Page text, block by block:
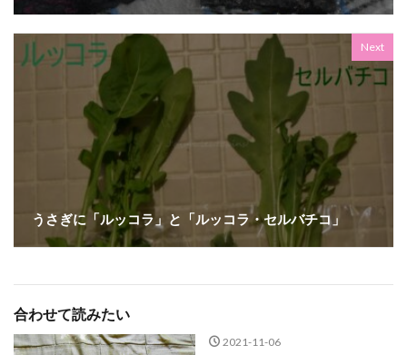
Next
うさぎに「ルッコラ」と「ルッコラ・セルバチコ」
合わせて読みたい
2021-11-06